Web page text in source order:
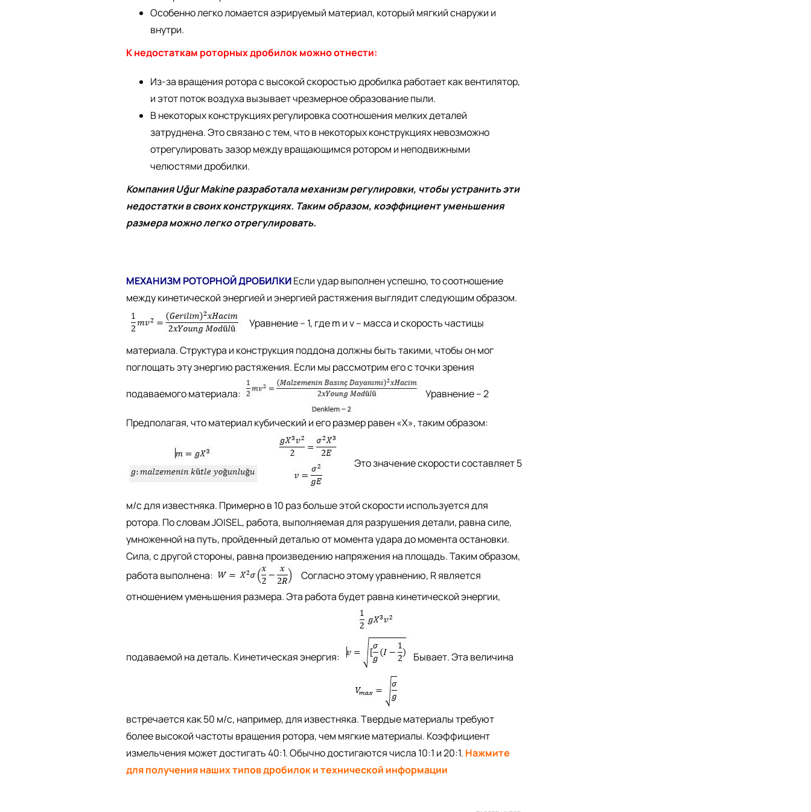
Особенно легко ломается аэрируемый материал, который мягкий снаружи и
внутри.
К недостаткам роторных дробилок можно отнести:
Из-за вращения ротора с высокой скоростью дробилка работает как вентилятор,
и этот поток воздуха вызывает чрезмерное образование пыли.
В некоторых конструкциях регулировка соотношения мелких деталей
затруднена. Это связано с тем, что в некоторых конструкциях невозможно
отрегулировать зазор между вращающимся ротором и неподвижными
челюстями дробилки.
Компания Uğur Makine разработала механизм регулировки, чтобы устранить эти
недостатки в своих конструкциях. Таким образом, коэффициент уменьшения
размера можно легко отрегулировать.
МЕХАНИЗМ РОТОРНОЙ ДРОБИЛКИЕсли удар выполнен успешно, то соотношение
между кинетической энергией и энергией растяжения выглядит следующим образом.
Уравнение – 1, где m и v – масса и скорость частицы
материала. Структура и конструкция поддона должны быть такими, чтобы он мог
поглощать эту энергию растяжения. Если мы рассмотрим его с точки зрения
подаваемого материала: Уравнение – 2
Предполагая, что материал кубический и его размер равен «X», таким образом:
Это значение скорости составляет 5
м/с для известняка. Примерно в 10 раз больше этой скорости используется для
ротора. По словам JOISEL, работа, выполняемая для разрушения детали, равна силе,
умноженной на путь, пройденный деталью от момента удара до момента остановки.
Сила, с другой стороны, равна произведению напряжения на площадь. Таким образом,
работа выполнена:
Согласно этому уравнению, R является
отношением уменьшения размера. Эта работа будет равна кинетической энергии,
подаваемой на деталь. Кинетическая энергия: Бывает. Эта величина
встречается как 50 м/с, например, для известняка. Твердые материалы требуют
более высокой частоты вращения ротора, чем мягкие материалы. Коэффициент
измельчения может достигать 40:1. Обычно достигаются числа 10:1 и 20:1. Нажмите
для получения наших типов дробилок и технической информации